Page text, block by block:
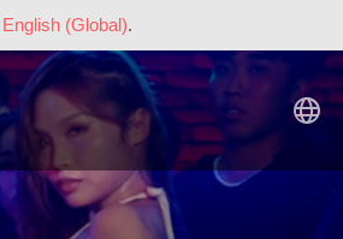
English (Global).